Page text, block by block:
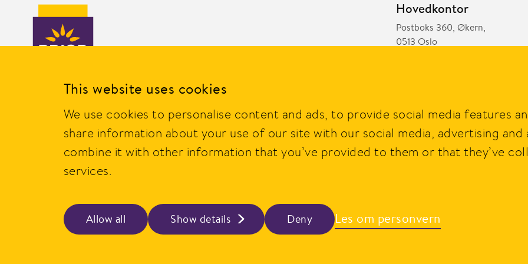
This website uses cookies
We use cookies to personalise content and ads, to provide social media features
share information about your use of our site with our social media, advertising and
combine it with other information that you’ve provided to them or that they’ve
services.
Allow all Show details Deny Les om personvern
PRIOR er en av Norges mest kjente merkevarer innen dagligvare og er eid av
Nortura SA. Merket ble etablert i 1977, og i dag tilbyr PRIOR et bredt utvalg
av produkter av kylling, kalkun og egg fra norske bønder.
PRIOR er alltid godt og gir smakfull, sunn, rask og enkel mat i hverdagen.
Hovedkontor
Postboks 360, Økern,
0513 Oslo
0191 Oslo